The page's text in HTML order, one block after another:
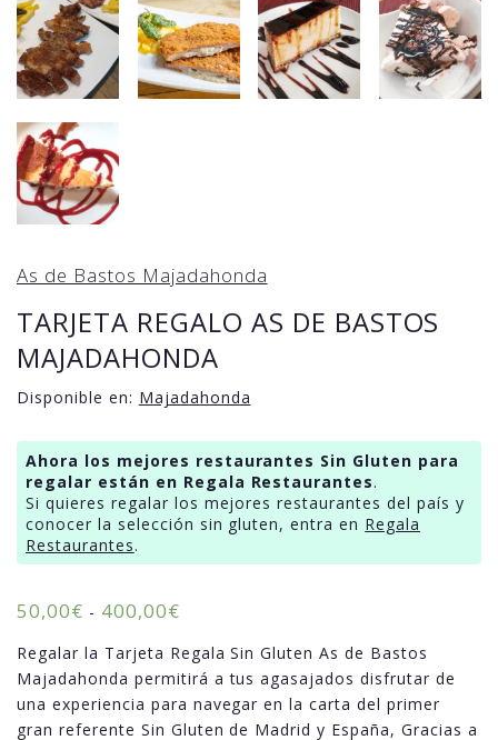
As de Bastos Majadahonda
TARJETA REGALO AS DE BASTOS
MAJADAHONDA
Disponible en: Majadahonda
Ahora los mejores restaurantes Sin Gluten para
regalar están en Regala Restaurantes.
Si quieres regalar los mejores restaurantes del país y
conocer la selección sin gluten, entra en Regala
Restaurantes.
50,00€ - 400,00€
Regalar la Tarjeta Regala Sin Gluten As de Bastos
Majadahonda permitirá a tus agasajados disfrutar de
una experiencia para navegar en la carta del primer
gran referente Sin Gluten de Madrid y España, Gracias a